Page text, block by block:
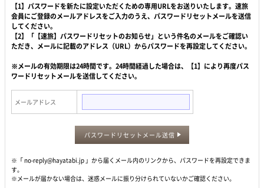
【1】パスワードを新たに設定いただくための専用URLをお送りいたします。速旅
会員にご登録のメールアドレスをご入力のうえ、パスワードリセットメールを送信
してください。
【2】「【速旅】パスワードリセットのお知らせ」という件名のメールをご確認い
ただき、メールに記載のアドレス（URL）からパスワードを再設定してください。
※メールの有効期限は24時間です。24時間経過した場合は、【1】により再度パス
ワードリセットメールを送信してください。
メールアドレス
パスワードリセットメール送信
※「 no-reply@hayatabi.jp 」から届くメール内のリンクから、パスワードを再設定できま
す。
※メールが届かない場合は、迷惑メールに振り分けられていないかご確認ください。